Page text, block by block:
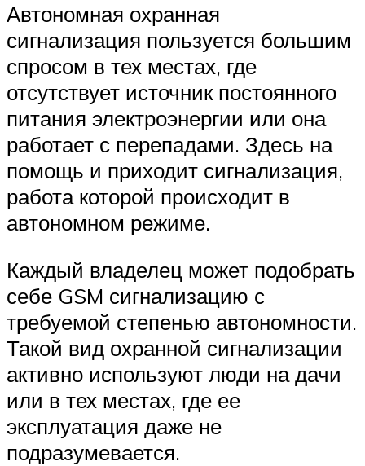
Автономная охранная
сигнализация пользуется большим
спросом в тех местах, где
отсутствует источник постоянного
питания электроэнергии или она
работает с перепадами. Здесь на
помощь и приходит сигнализация,
работа которой происходит в
автономном режиме.
Каждый владелец может подобрать
себе GSM сигнализацию с
требуемой степенью автономности.
Такой вид охранной сигнализации
активно используют люди на дачи
или в тех местах, где ее
эксплуатация даже не
подразумевается.